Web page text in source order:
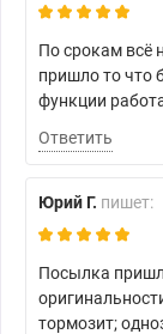
По срокам всё
пришло то что
функции
Ответить
Юрий Г. пишет:
Посылка
тормозит;